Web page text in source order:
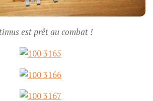
est prêt au combat !